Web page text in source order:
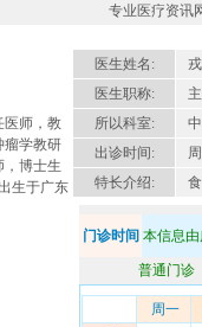
专业医疗资讯
医师，教
瘤学教研
，博士生
生于广东
医生姓名:
医生职称:
所以科室:
出诊时间:
特长介绍:
门诊时间 本信息
普通门诊
周一